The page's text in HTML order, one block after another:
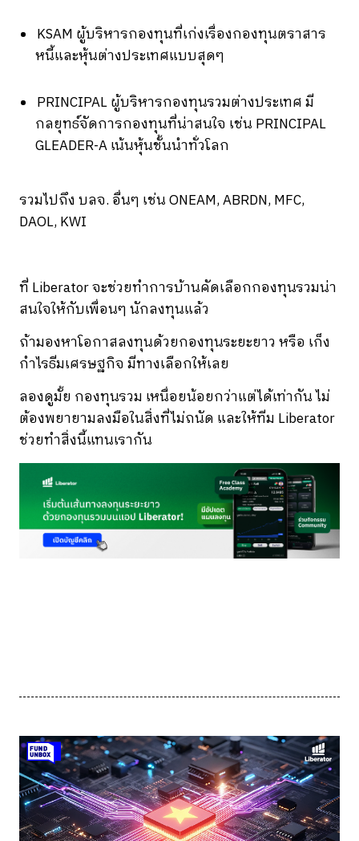
KSAM ผู้บริหารกองทุนที่เก่งเรื่องกองทุนตราสาร
หนี้และหุ้นต่างประเทศแบบสุดๆ
PRINCIPAL ผู้บริหารกองทุนรวมต่างประเทศ มี
กลยุทธ์จัดการกองทุนที่น่าสนใจ เช่น PRINCIPAL
GLEADER-A เน้นหุ้นชั้นนำทั่วโลก
รวมไปถึง บลจ. อื่นๆ เช่น ONEAM, ABRDN, MFC,
DAOL, KWI
ที่ Liberator จะช่วยทำการบ้านคัดเลือกกองทุนรวมน่า
สนใจให้กับเพื่อนๆ นักลงทุนแล้ว
ถ้ามองหาโอกาสลงทุนด้วยกองทุนระยะยาว หรือ เก็ง
กำไรธีมเศรษฐกิจ มีทางเลือกให้เลย
ลองดูมั้ย กองทุนรวม เหนื่อยน้อยกว่าแต่ได้เท่ากัน ไม่
ต้องพยายามลงมือในสิ่งที่ไม่ถนัด และให้ทีม Liberator
ช่วยทำสิ่งนี้แทนเรากัน